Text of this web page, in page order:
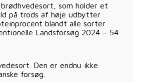
som holder et
på trods af høje udbytter
blandt alle sorter
Landsforsøg 2024 – 54
Den er endnu ikke
forsøg.